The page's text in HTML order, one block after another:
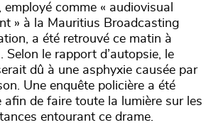
employé comme « audiovisual
» à la Mauritius Broadcasting
a été retrouvé ce matin à
Selon le rapport d’autopsie, le
dû à une asphyxie causée par
Une enquête policière a été
afin de faire toute la lumière sur les
entourant ce drame.